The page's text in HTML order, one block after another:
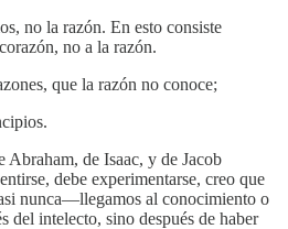
no la razón. En esto consiste
no a la razón.
que la razón no conoce;
Abraham, de Isaac, y de Jacob
debe experimentarse, creo que
nunca—llegamos al conocimiento o
del intelecto, sino después de haber